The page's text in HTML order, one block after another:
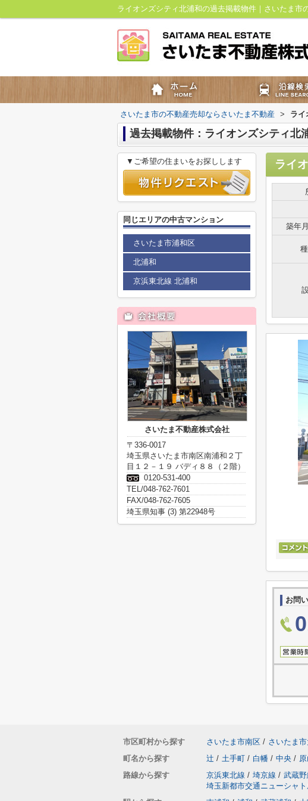
ライオンズシティ北浦和の過去掲載物件｜さいたま市
さいたま市の不動産売却ならさいたま不動産 > ライ
過去掲載物件：ライオンズシティ北
ライ
築年
お問
▼ご希望の住まいをお探しします
同じエリアの中古マンション
さいたま市浦和区
北浦和
京浜東北線 北浦和
さいたま不動産株式会社
〒336-0017
埼玉県さいたま市南区南浦和２丁
目１２－１９ バディ８８（２階）
0120-531-400
TEL/048-762-7601
FAX/048-762-7605
埼玉県知事 (3) 第22948号
市区町村から探す さいたま市南区 / さいたま
町名から探す
辻 / 土手町 / 白幡 / 中央 /
路線から探す
京浜東北線 / 埼京線 / 武蔵野
埼玉新都市交通ニューシャ